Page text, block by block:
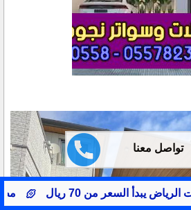
تواصل معنا
مظلات سيارات حي النرجس